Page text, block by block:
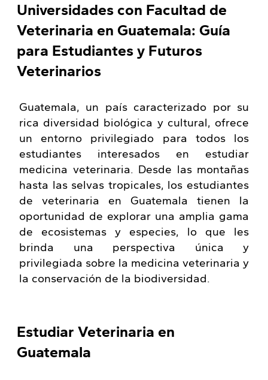
Universidades con Facultad de
Veterinaria en Guatemala: Guía
para Estudiantes y Futuros
Veterinarios
Guatemala, un país caracterizado por su
rica diversidad biológica y cultural, ofrece
un entorno privilegiado para todos los
estudiantes interesados en estudiar
medicina veterinaria. Desde las montañas
hasta las selvas tropicales, los estudiantes
de veterinaria en Guatemala tienen la
oportunidad de explorar una amplia gama
de ecosistemas y especies, lo que les
brinda una perspectiva única y
privilegiada sobre la medicina veterinaria y
la conservación de la biodiversidad.
Estudiar Veterinaria en
Guatemala